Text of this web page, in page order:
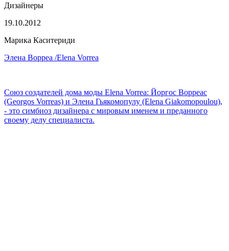
Дизайнеры
19.10.2012
Марика Каситериди
Элена Ворреа /Elena Vorrea
Союз создателей дома моды Elena Vorrea: Йоргос Ворреас
(Georgos Vorreas) и Элена Гьякомопулу (Elena Giakomopoulou),
- это симбиоз дизайнера с мировым именем и преданного
своему делу специалиста.